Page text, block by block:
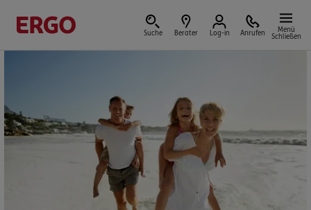
Suche Berater Log-in Anrufen
Menü
Schließen
Versicherungen & Finanzen
Reform der privaten Altersvorsorge
Jetzt Förderung selbst berechnen.